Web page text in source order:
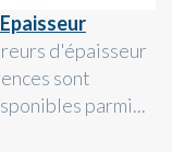
d'épaisseur
sont
parmi...